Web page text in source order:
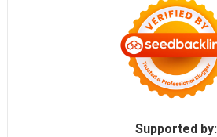
Supported by: